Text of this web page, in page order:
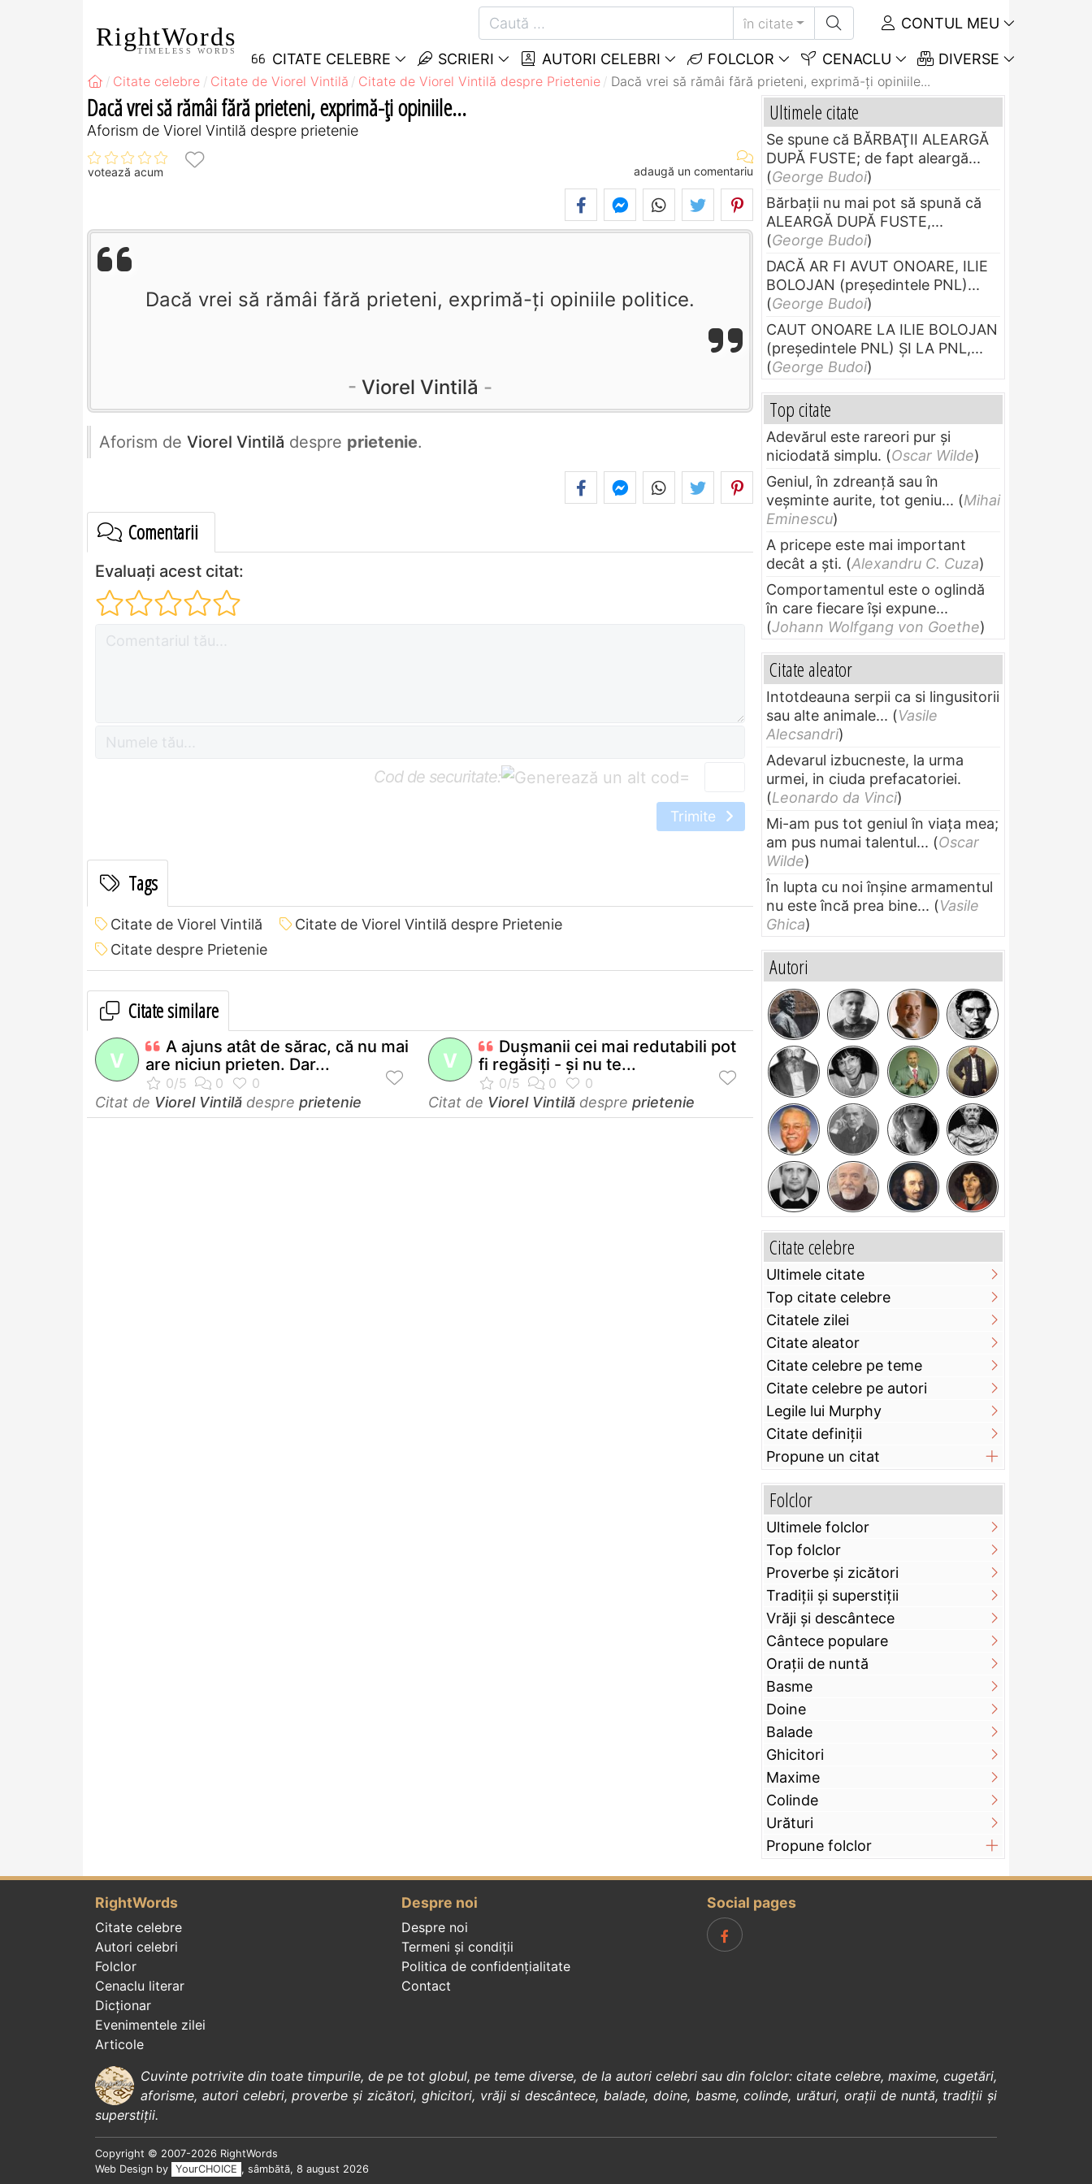
RightWords
TIMELESS WORDS
în citate CONTUL MEU
CITATE CELEBRE SCRIERI AUTORI CELEBRI FOLCLOR CENACLU DIVERSE
Citate celebre Citate de Viorel Vintilă Citate de Viorel Vintilă despre Prietenie Dacă vrei să rămâi fără prieteni, exprimă-ţi opiniile...
Dacă vrei să rămâi fără prieteni, exprimă-ţi opiniile...
Aforism de Viorel Vintilă despre prietenie
votează acum adaugă un comentariu
Dacă vrei să rămâi fără prieteni, exprimă-ţi opiniile politice.
Viorel Vintilă
Aforism de Viorel Vintilă despre prietenie.
Comentarii
Evaluați acest citat:
Cod de securitate: =
Trimite
Tags
Citate de Viorel Vintilă
Citate de Viorel Vintilă despre Prietenie
Citate despre Prietenie
Citate similare
V
A ajuns atât de sărac, că nu mai
are niciun prieten. Dar...
Citat de Viorel Vintilă despre prietenie
V
Duşmanii cei mai redutabili pot
fi regăsiţi - şi nu te...
Citat de Viorel Vintilă despre prietenie
Ultimele citate
Se spune că BĂRBAŢII ALEARGĂ
DUPĂ FUSTE; de fapt aleargă...
(George Budoi)
Bărbaţii nu mai pot să spună că
ALEARGĂ DUPĂ FUSTE,...
(George Budoi)
DACĂ AR FI AVUT ONOARE, ILIE
BOLOJAN (preşedintele PNL)...
(George Budoi)
CAUT ONOARE LA ILIE BOLOJAN
(preşedintele PNL) ŞI LA PNL,...
(George Budoi)
Top citate
Adevărul este rareori pur și
niciodată simplu. (Oscar Wilde)
Geniul, în zdreanţă sau în
veşminte aurite, tot geniu... (Mihai
Eminescu)
A pricepe este mai important
decât a ști. (Alexandru C. Cuza)
Comportamentul este o oglindă
în care fiecare își expune...
(Johann Wolfgang von Goethe)
Citate aleator
Intotdeauna serpii ca si lingusitorii
sau alte animale... (Vasile
Alecsandri)
Adevarul izbucneste, la urma
urmei, in ciuda prefacatoriei.
(Leonardo da Vinci)
Mi-am pus tot geniul în viața mea;
am pus numai talentul... (Oscar
Wilde)
În lupta cu noi înșine armamentul
nu este încă prea bine... (Vasile
Ghica)
Autori
Citate celebre
Ultimele citate
Top citate celebre
Citatele zilei
Citate aleator
Citate celebre pe teme
Citate celebre pe autori
Legile lui Murphy
Citate definiţii
Propune un citat
Folclor
Ultimele folclor
Top folclor
Proverbe și zicători
Tradiții și superstiții
Vrăji și descântece
Cântece populare
Orații de nuntă
Basme
Doine
Balade
Ghicitori
Maxime
Colinde
Urături
Propune folclor
RightWords
Citate celebre
Autori celebri
Folclor
Cenaclu literar
Dicționar
Evenimentele zilei
Articole
Despre noi
Despre noi
Termeni și condiții
Politica de confidenţialitate
Contact
Social pages
Cuvinte potrivite din toate timpurile, de pe tot globul, pe teme diverse, de la autori celebrisau din folclor: citate celebre, maxime,cugetări,
aforisme, autori celebri,proverbe și zicători, ghicitori, vrăji si descântece, balade, doine, basme,colinde, urături, orații de nuntă, tradiții și
superstiții.
Copyright © 2007-2026 RightWords
Web Design by
YourCHOICE , sâmbătă, 8 august 2026